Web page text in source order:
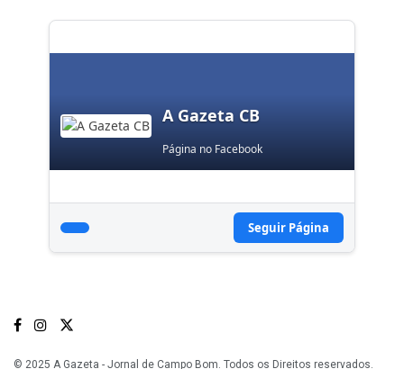
A Gazeta CB
Página no Facebook
Seguir Página
© 2025 A Gazeta - Jornal de Campo Bom. Todos os Direitos reservados.